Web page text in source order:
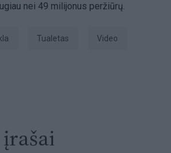
nei 49 milijonus peržiūrų.
tualetas Video